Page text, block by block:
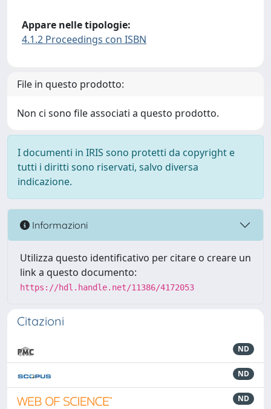
Appare nelle tipologie:
4.1.2 Proceedings con ISBN
File in questo prodotto:
Non ci sono file associati a questo prodotto.
I documenti in IRIS sono protetti da copyright e
tutti i diritti sono riservati, salvo diversa
indicazione.
Informazioni
Utilizza questo identificativo per citare o creare un
link a questo documento:
https://hdl.handle.net/11386/4172053
Citazioni
ND
ND
ND